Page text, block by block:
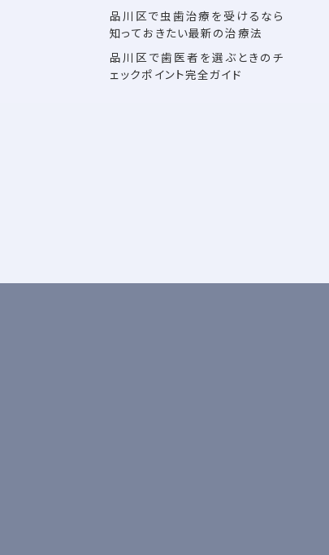
品川区で虫歯治療を受けるなら
知っておきたい最新の治療法
品川区で歯医者を選ぶときのチ
ェックポイント完全ガイド